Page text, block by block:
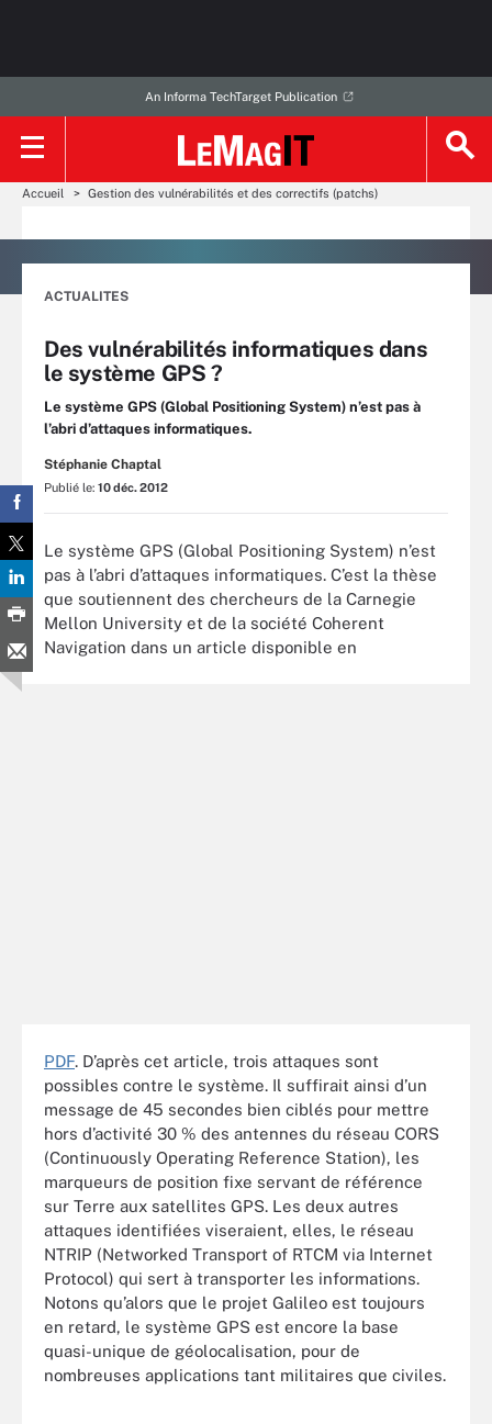
An Informa TechTarget Publication
Accueil Gestion des vulnérabilités et des correctifs (patchs)
ACTUALITES
Des vulnérabilités informatiques dans
le système GPS ?
Le système GPS (Global Positioning System) n’est pas à
l’abri d’attaques informatiques.
Stéphanie Chaptal
Publié le: 10 déc. 2012
Le système GPS (Global Positioning System) n’est
pas à l’abri d’attaques informatiques. C’est la thèse
que soutiennent des chercheurs de la Carnegie
Mellon University et de la société Coherent
Navigation dans un article disponible en
PDF. D’après cet article, trois attaques sont
possibles contre le système. Il suffirait ainsi d’un
message de 45 secondes bien ciblés pour mettre
hors d’activité 30 % des antennes du réseau CORS
(Continuously Operating Reference Station), les
marqueurs de position fixe servant de référence
sur Terre aux satellites GPS. Les deux autres
attaques identifiées viseraient, elles, le réseau
NTRIP (Networked Transport of RTCM via Internet
Protocol) qui sert à transporter les informations.
Notons qu’alors que le projet Galileo est toujours
en retard, le système GPS est encore la base
quasi-unique de géolocalisation, pour de
nombreuses applications tant militaires que civiles.